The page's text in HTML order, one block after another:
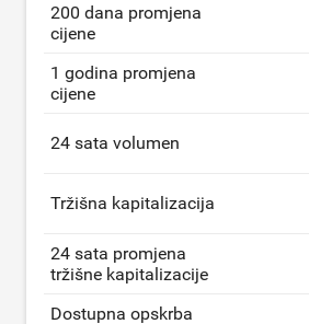
200 dana promjena
cijene
1 godina promjena
cijene
24 sata volumen
Tržišna kapitalizacija
24 sata promjena
tržišne kapitalizacije
Dostupna opskrba